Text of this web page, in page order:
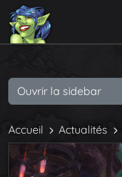
Accueil Actualités
Ouvrir la sidebar